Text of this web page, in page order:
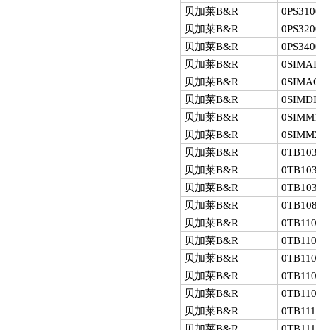
贝加莱B&R
贝加莱B&R
贝加莱B&R
贝加莱B&R
贝加莱B&R
贝加莱B&R
贝加莱B&R
贝加莱B&R
贝加莱B&R
贝加莱B&R
贝加莱B&R
贝加莱B&R
贝加莱B&R
贝加莱B&R
贝加莱B&R
贝加莱B&R
贝加莱B&R
贝加莱B&R